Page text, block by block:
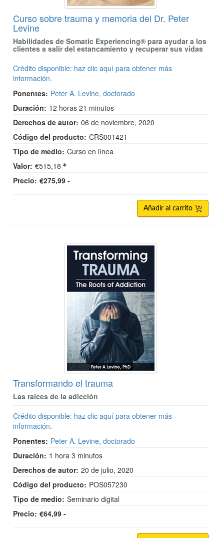
Curso sobre trauma y memoria del Dr. Peter
Levine
Habilidades de Somatic Experiencing® para ayudar a los
clientes a salir del estancamiento y recuperar sus vidas
Crédito disponible: haz clic aquí para obtener más
información.
Ponentes: Peter A. Levine, doctorado
Duración: 12 horas 21 minutos
Derechos de autor: 06 de noviembre, 2020
Código del producto: CRS001421
Tipo de medio: Curso en línea
Valor: €515,18
Precio: €275,99 -
Añadir al carrito
Transformando el trauma
Las raíces de la adicción
Crédito disponible: haz clic aquí para obtener más
información.
Ponentes: Peter A. Levine, doctorado
Duración: 1 hora 3 minutos
Derechos de autor: 20 de julio, 2020
Código del producto: POS057230
Tipo de medio: Seminario digital
Precio: €64,99 -